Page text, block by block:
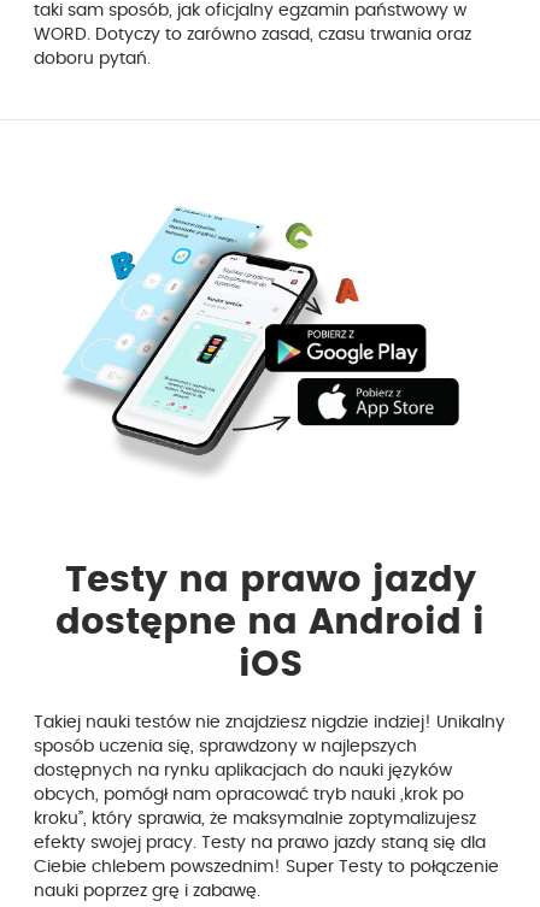
taki sam sposób, jak oficjalny egzamin państwowy w
WORD. Dotyczy to zarówno zasad, czasu trwania oraz
doboru pytań.
Testy na prawo jazdy
dostępne na Android i
iOS
Takiej nauki testów nie znajdziesz nigdzie indziej! Unikalny
sposób uczenia się, sprawdzony w najlepszych
dostępnych na rynku aplikacjach do nauki języków
obcych, pomógł nam opracować tryb nauki „krok po
kroku”, który sprawia, że maksymalnie zoptymalizujesz
efekty swojej pracy. Testy na prawo jazdy staną się dla
Ciebie chlebem powszednim! Super Testy to połączenie
nauki poprzez grę i zabawę.